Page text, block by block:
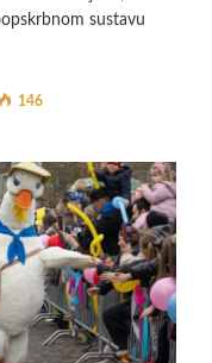
sustavu
146